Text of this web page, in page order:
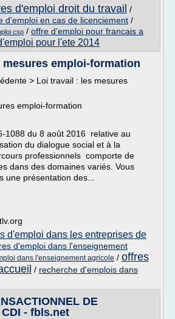
d'emploi droit du travail /
d'emploi en cas de licenciement /
csp / offre d'emploi pour francais a
pour l'ete 2014
emploi-formation
> Loi travail : les mesures
emploi-formation
1088 du 8 août 2016 relative au
du dialogue social et à la
professionnels comporte de
dans des domaines variés. Vous
une présentation des...
d'emploi dans les entreprises de
d'emploi dans l'enseignement
dans l'enseignement agricole / offres
/ recherche d'emplois dans
DE
CDI - fbls.net